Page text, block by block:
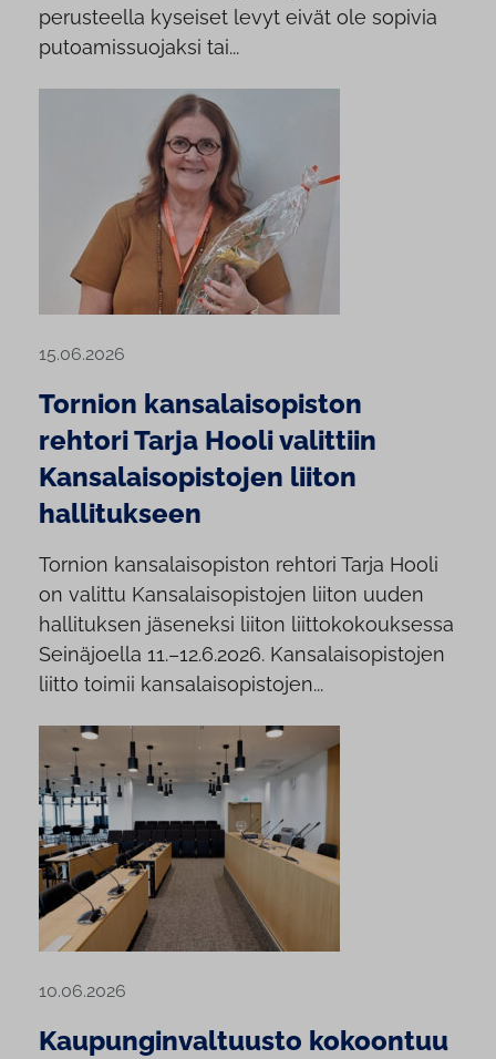
perusteella kyseiset levyt eivät ole sopivia
putoamissuojaksi tai...
15.06.2026
Tornion kansalaisopiston
rehtori Tarja Hooli valittiin
Kansalaisopistojen liiton
hallitukseen
Tornion kansalaisopiston rehtori Tarja Hooli
on valittu Kansalaisopistojen liiton uuden
hallituksen jäseneksi liiton liittokokouksessa
Seinäjoella 11.–12.6.2026. Kansalaisopistojen
liitto toimii kansalaisopistojen...
10.06.2026
Kaupunginvaltuusto kokoontuu